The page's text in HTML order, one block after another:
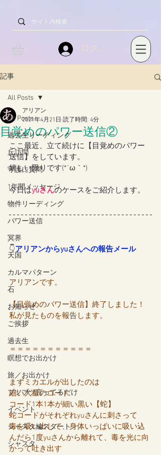
ログイン
記事
All Posts
過去生リーディング
丘訪問
守護に質問
1年間メッセージ
物件リーディング
パワー送信
冥界
天国
カルマパターン
石
お知らせ
ご挨拶
過去生
瞑想でお出かけ
旅／お出かけ
ブツブツ言ってるだけ
イベント
シャスタ編スタート
シャスタ
All Posts
目覚めのパワー送信②
アリアン
2021年4月21日 読了時間: 4分
ここ最近、立て続けに【目覚めのパワー
送信】をしています。
嬉しい限りです(*´ω｀*)
今日はyuさんのケースをご紹介します。
👇アリアンからyuさんへの報告メール
アリアンです。
【目覚めのパワー送信】終了しました！
私が見たものを報告します。
＝＝＝＝＝＝＝＝＝＝＝
まずミカエルが出したのは
細い大量のコード
コード1本1本が細い黒い【蛇】
蛇コードがそれぞれyuさんに刺さって
毒を吸い出して、身体いっぱいに吸い込
んだら1度yuさんから離れて、毒を光に向
かって吐き出す